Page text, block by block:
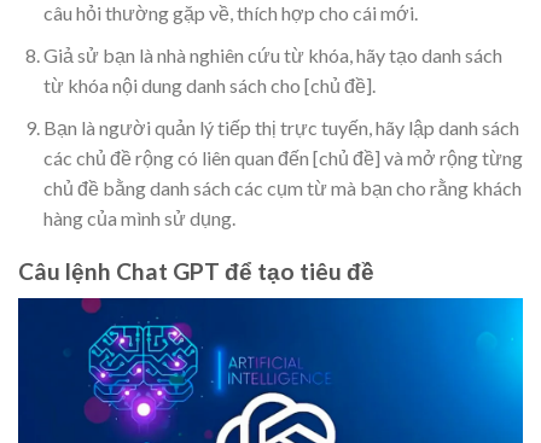
câu hỏi thường gặp về, thích hợp cho cái mới.
Giả sử bạn là nhà nghiên cứu từ khóa, hãy tạo danh sách
từ khóa nội dung danh sách cho [chủ đề].
Bạn là người quản lý tiếp thị trực tuyến, hãy lập danh sách
các chủ đề rộng có liên quan đến [chủ đề] và mở rộng từng
chủ đề bằng danh sách các cụm từ mà bạn cho rằng khách
hàng của mình sử dụng.
Câu lệnh Chat GPT để tạo tiêu đề